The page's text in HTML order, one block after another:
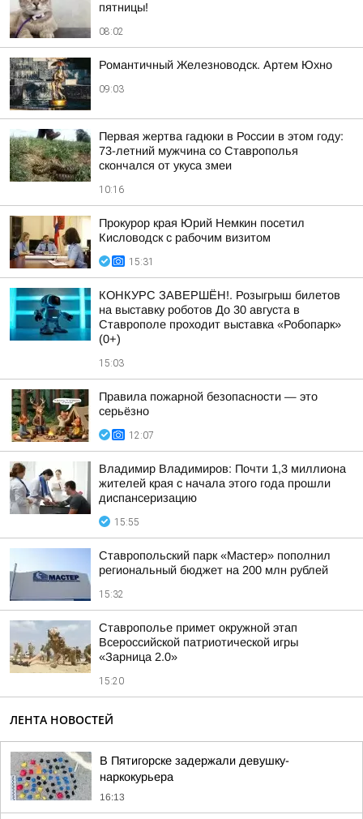
пятницы!
08:02
Романтичный Железноводск. Артем Юхно
09:03
Первая жертва гадюки в России в этом году:
73-летний мужчина со Ставрополья
скончался от укуса змеи
10:16
Прокурор края Юрий Немкин посетил
Кисловодск с рабочим визитом
15:31
КОНКУРС ЗАВЕРШЁН!. Розыгрыш билетов
на выставку роботов До 30 августа в
Ставрополе проходит выставка «Робопарк»
(0+)
15:03
Правила пожарной безопасности — это
серьёзно
12:07
Владимир Владимиров: Почти 1,3 миллиона
жителей края с начала этого года прошли
диспансеризацию
15:55
Ставропольский парк «Мастер» пополнил
региональный бюджет на 200 млн рублей
15:32
Ставрополье примет окружной этап
Всероссийской патриотической игры
«Зарница 2.0»
15:20
ЛЕНТА НОВОСТЕЙ
В Пятигорске задержали девушку-
наркокурьера
16:13